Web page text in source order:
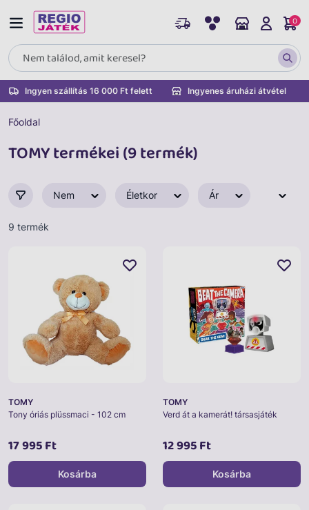
Ingyen szállítás 16 000 Ft felett Ingyenes áruházi átvétel
0
Főoldal
TOMY termékei (9 termék)
Nem Életkor Ár
9 termék
TOMY
Tony óriás plüssmaci - 102 cm
17 995 Ft
Kosárba
TOMY
Verd át a kamerát! társasjáték
12 995 Ft
Kosárba